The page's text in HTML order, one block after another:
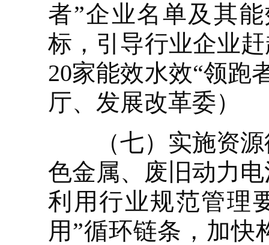
者”企业名单及其
标，引导行业企业
20家能效水效“领跑
厅、发展改革委）
（七）实施资源
色金属、废旧动力
利用行业规范管
用”循环链条，加快